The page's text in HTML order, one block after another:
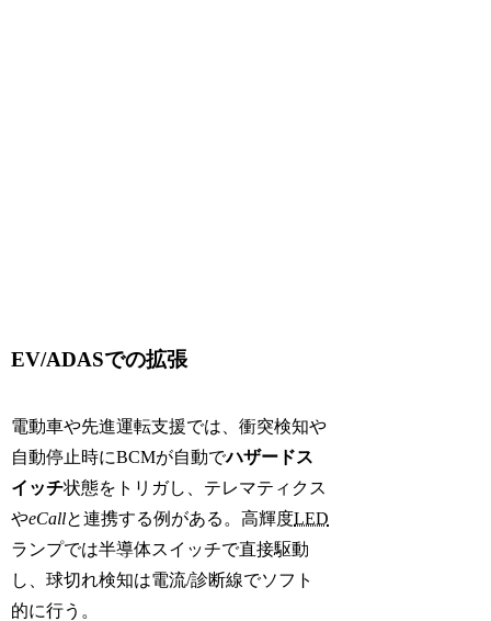
EV/ADASでの拡張
電動車や先進運転支援では、衝突検知や
自動停止時にBCMが自動でハザードス
イッチ状態をトリガし、テレマティクス
やeCallと連携する例がある。高輝度LED
ランプでは半導体スイッチで直接駆動
し、球切れ検知は電流/診断線でソフト
的に行う。